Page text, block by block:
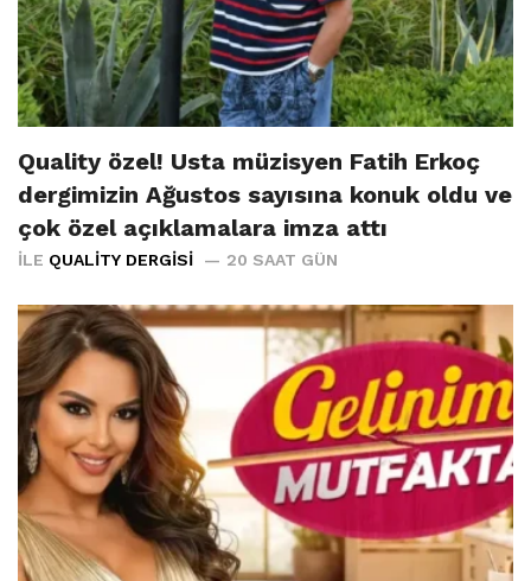
Quality özel! Usta müzisyen Fatih Erkoç
dergimizin Ağustos sayısına konuk oldu ve
çok özel açıklamalara imza attı
İLE QUALITY DERGISI 20 SAAT GÜN